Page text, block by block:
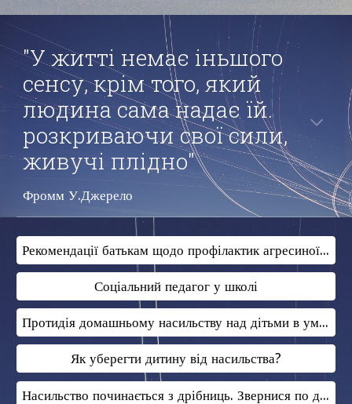
"У житті немає іньшого
сенсу, крім того, який
людина сама надає їй.
розкриваючи свої сили,
живучі плідно"
Фромм У.Джерело
Рекомендації батькам щодо профілактик агресиної поведінки підлітків
Соціальний педагог у школі
Протидія домашньому насильству над дітьми в умовах дистанційного навчанння
Як уберегти дитину від насильства?
Насильство починається з дрібниць. Звернися по допомогу!